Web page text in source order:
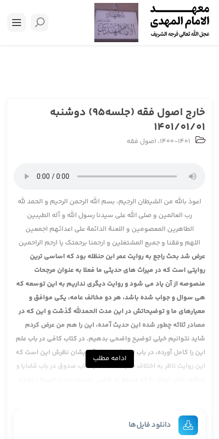
خارج اصول فقه (جلسه95) دوشنبه
1401/01/01
1400-1401، اصول فقه
اعوذ بالله من الشیطان الرجیم، بسم الله الرحمن الرحیم و الحمد لله
رب العالمین و صلی الله علی سیدنا رسول الله و آله الطیبین
الطاهرین المعصومین و اللعنة الدائمة علی اعدائهم اجمعین
اللهم وفقنا و جمیع المشتغلین و ارحمنا برحمتک یا ارحم الراحمین
عرض شد بحث راجع به روایت عمر ابن حنظله بود که اساسی ترین
روایتی است که در میراث های حدیثی ما فعلا به عنوان مرجحات
منصوصه از آن یاد می شود و روایت دیگری نداریم به این توسعه که
هی سوال و جواب شده باشد، هر دو مخالف عامه، یکی موافق و
معیارهای ما و توضیحاتش در این مدت الحمدلله گذشت و این که در
مصادر ثلاثه چطور شده این حدیث آمده، این را هم من عرض کردم
شاید نتوانیم خیلی توضیح واضحی بدهیم. در کتاب کافی در باب علم
این را کامل آورده، در باب اختلاف حدیث، آیا ایشان نظرش این است که
این روایت ناظر به اختلاف حدیث است؟ در کتاب صدوق در باب قضایا و
نداشته باشد و شاید مرحوم آقاضیا هم که می فرمایند عمده اشکال
در حدیث این است که این قبلش راجع به اختلاف قاضیین و حکمین
ادامه مطلب
دانلود فایل‌ها